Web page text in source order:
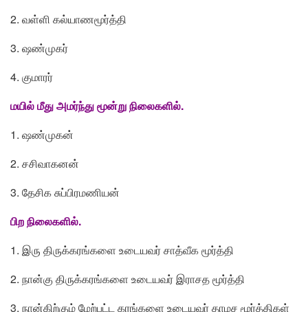
2. வள்ளி கல்யாணமூர்த்தி
3. ஷண்முகர்
4. குமாரர்
மயில் மீது அமர்ந்து மூன்று நிலைகளில்.
1. ஷண்முகன்
2. சசிவாகனன்
3. தேசிக சுப்பிரமணியன்
பிற நிலைகளில்.
1. இரு திருக்கரங்களை உடையவர் சாத்வீக மூர்த்தி
2. நான்கு திருக்கரங்களை உடையவர் இராசத மூர்த்தி
3. நான்கிற்கும் மேற்பட்ட கரங்களை உடையவர் தாமச மூர்த்திகள்